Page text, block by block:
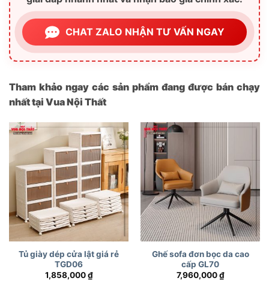
CHAT ZALO NHẬN TƯ VẤN NGAY
Tham khảo ngay các sản phẩm đang được bán chạy
nhất tại Vua Nội Thất
Tủ giày dép cửa lật giá rẻ
TGD06
1,858,000₫
Ghế sofa đơn bọc da cao
cấp GL70
7,960,000₫